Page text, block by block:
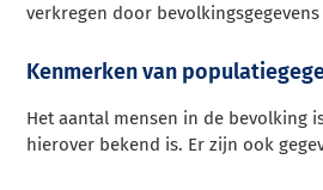
verkregen door
Kenmerken van
Het aantal mensen in de bevolking
hierover bekend is. Er zijn ook